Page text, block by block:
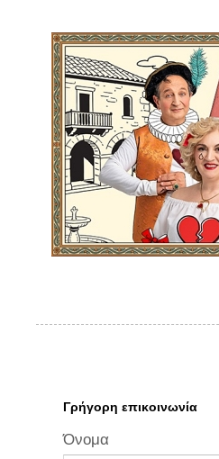
Γρήγορη επικοινωνία
Όνομα